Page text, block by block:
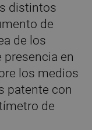
distintos
de
de los
en
los medios
patente con
de